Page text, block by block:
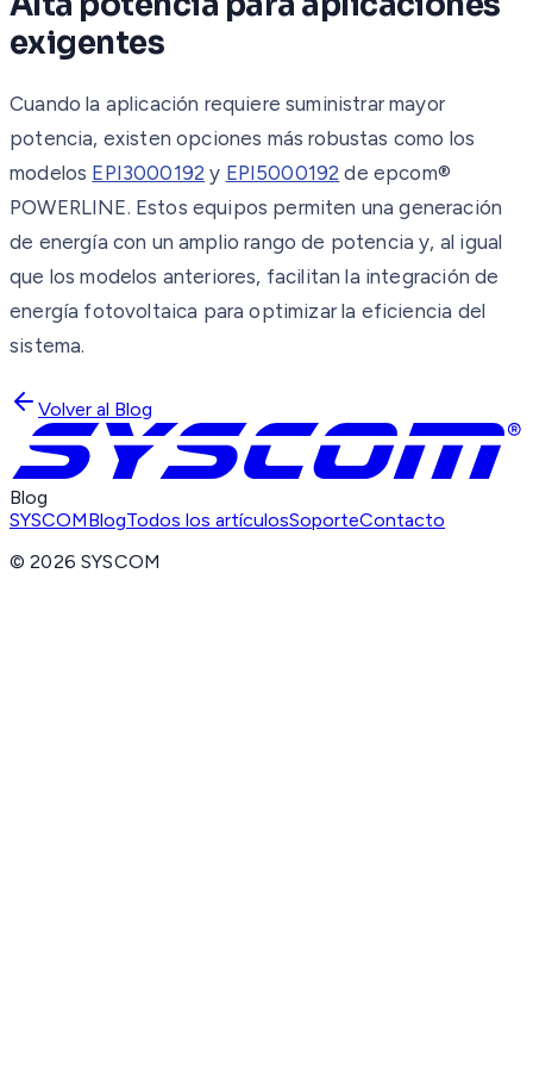
exigentes
Cuando la aplicación requiere suministrar mayor
potencia, existen opciones más robustas como los
modelos EPI3000192 y EPI5000192 de epcom®
POWERLINE. Estos equipos permiten una generación
de energía con un amplio rango de potencia y, al igual
que los modelos anteriores, facilitan la integración de
energía fotovoltaica para optimizar la eficiencia del
sistema.
Volver al Blog
Blog
SYSCOMBlogTodos los artículosSoporteContacto
©2026 SYSCOM